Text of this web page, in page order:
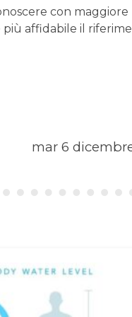
con maggiore
più affidabile il
mar 6 dicembre